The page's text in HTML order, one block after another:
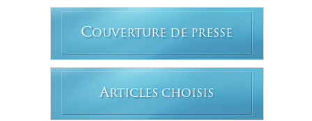
COUVERTURE DE PRESSE
ARTICLES CHOISIS